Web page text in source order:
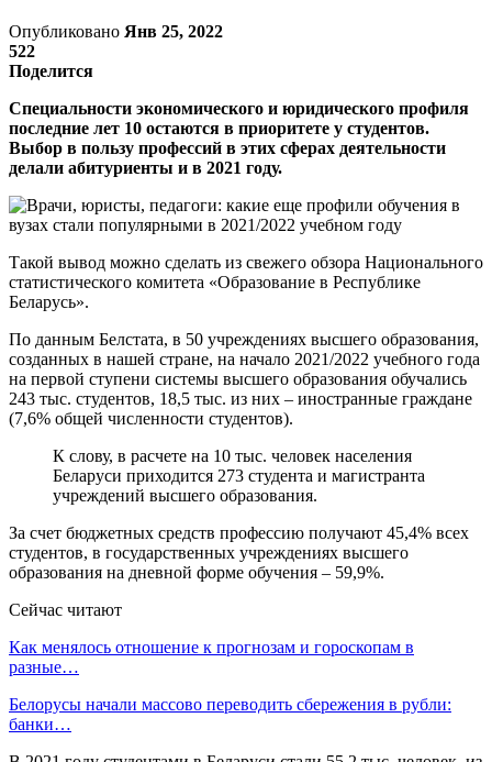
Опубликовано Янв 25, 2022
522
Поделится
Специальности экономического и юридического профиля
последние лет 10 остаются в приоритете у студентов.
Выбор в пользу профессий в этих сферах деятельности
делали абитуриенты и в 2021 году.
Такой вывод можно сделать из свежего обзора Национального
статистического комитета «Образование в Республике
Беларусь».
По данным Белстата, в 50 учреждениях высшего образования,
созданных в нашей стране, на начало 2021/2022 учебного года
на первой ступени системы высшего образования обучались
243 тыс. студентов, 18,5 тыс. из них – иностранные граждане
(7,6% общей численности студентов).
К слову, в расчете на 10 тыс. человек населения
Беларуси приходится 273 студента и магистранта
учреждений высшего образования.
За счет бюджетных средств профессию получают 45,4% всех
студентов, в государственных учреждениях высшего
образования на дневной форме обучения – 59,9%.
Сейчас читают
Как менялось отношение к прогнозам и гороскопам в
разные…
Белорусы начали массово переводить сбережения в рубли:
банки…